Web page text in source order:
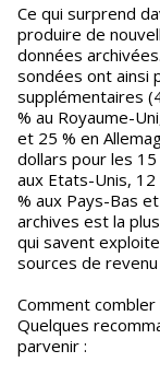
Ce qui surprend
produire de
données
sondées ont ainsi
supplémentaires
% au Royaume-
et 25 % en
dollars pour les 15
aux Etats-Unis, 12
% aux Pays-Bas
archives est la
qui savent
sources de
Comment
Quelques
parvenir :